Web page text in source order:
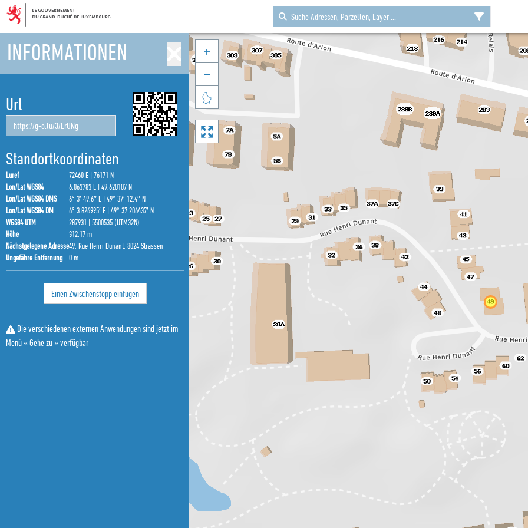
INFORMATIONEN
Url
Standortkoordinaten
Luref
72460 E | 76171 N
Lon/Lat WGS84
6.063783 E | 49.620107 N
Lon/Lat WGS84 DMS
6° 3′ 49.6″ E | 49° 37′ 12.4″ N
Lon/Lat WGS84 DM
6° 3.826995′ E | 49° 37.206437′ N
WGS84 UTM
287931 | 5500535 (UTM32N)
Höhe
312.17 m
Nächstgelegene Adresse49, Rue Henri Dunant, 8024 Strassen
Ungefähre Entfernung
0 m
Einen Zwischenstopp einfügen
Die verschiedenen externen Anwendungen sind jetzt im
Menü « Gehe zu » verfügbar



